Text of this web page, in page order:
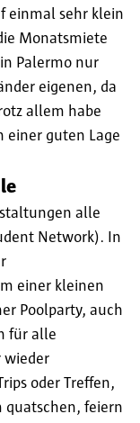
einmal sehr klein
Monatsmiete
Palermo nur
eigenen, da
allem habe
einer guten Lage
alle
Network). In
einer kleinen
Poolparty, auch
für alle
wieder
oder Treffen,
quatschen, feiern